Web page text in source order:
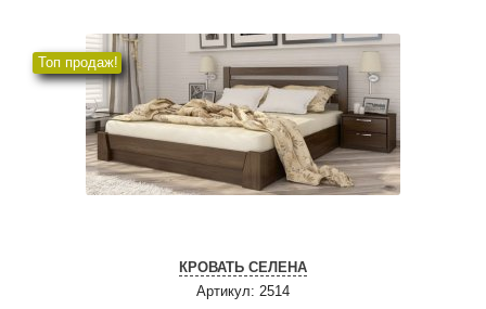
Топ продаж!
КРОВАТЬ СЕЛЕНА
Артикул: 2514